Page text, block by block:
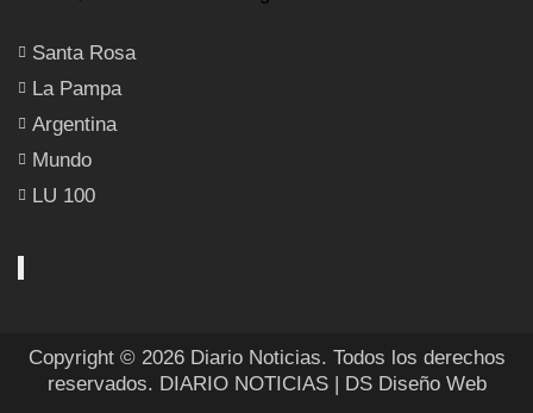
Santa Rosa
La Pampa
Argentina
Mundo
LU 100
Copyright © 2026 Diario Noticias. Todos los derechos
reservados. DIARIO NOTICIAS | DS Diseño Web